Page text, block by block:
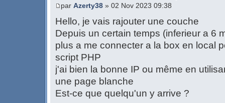
par Azerty38 » 02 Nov 2023 09:38
Hello, je vais rajouter une couche
Depuis un certain temps (inferieur a 6
plus a me connecter a la box en local
script PHP
j'ai bien la bonne IP ou même en
une page blanche
Est-ce que quelqu'un y arrive ?